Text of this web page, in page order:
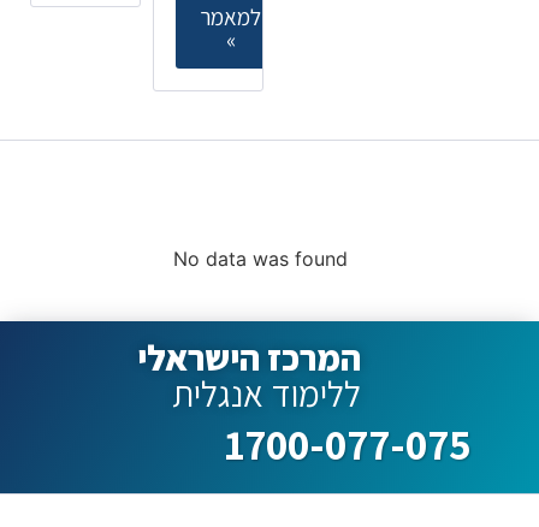
למאמר
»
No data was found
המרכז הישראלי
ללימוד אנגלית
1700-077-075